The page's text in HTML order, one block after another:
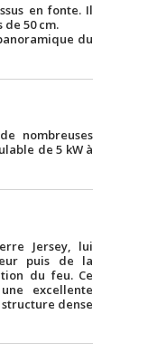
en fonte. Il
50 cm.
du
nombreuses
de 5 kW à
Jersey, lui
puis de la
du feu. Ce
excellente
dense